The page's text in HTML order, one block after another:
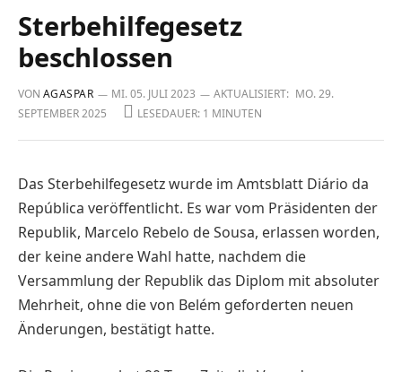
Sterbehilfegesetz
beschlossen
VON AGASPAR MI. 05. JULI 2023 AKTUALISIERT: MO. 29.
SEPTEMBER 2025
LESEDAUER: 1 MINUTEN
Das Sterbehilfegesetz wurde im Amtsblatt Diário da
República veröffentlicht. Es war vom Präsidenten der
Republik, Marcelo Rebelo de Sousa, erlassen worden,
der keine andere Wahl hatte, nachdem die
Versammlung der Republik das Diplom mit absoluter
Mehrheit, ohne die von Belém geforderten neuen
Änderungen, bestätigt hatte.